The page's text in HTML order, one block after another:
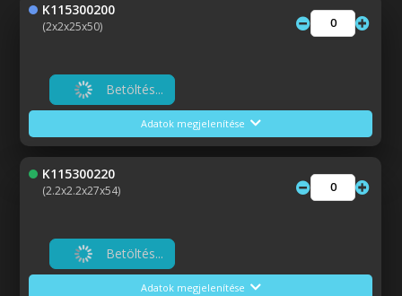
K115300200
(2x2x25x50)
Betöltés...
Adatok megjelenítése
K115300220
(2.2x2.2x27x54)
Betöltés...
Adatok megjelenítése